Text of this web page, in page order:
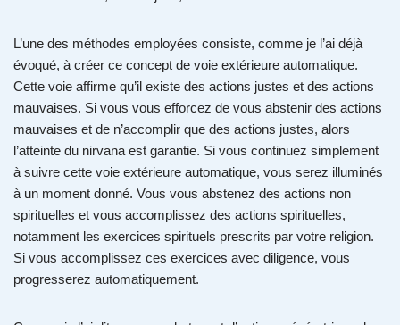
L’une des méthodes employées consiste, comme je l’ai déjà
évoqué, à créer ce concept de voie extérieure automatique.
Cette voie affirme qu’il existe des actions justes et des actions
mauvaises. Si vous vous efforcez de vous abstenir des actions
mauvaises et de n’accomplir que des actions justes, alors
l’atteinte du nirvana est garantie. Si vous continuez simplement
à suivre cette voie extérieure automatique, vous serez illuminés
à un moment donné. Vous vous abstenez des actions non
spirituelles et vous accomplissez des actions spirituelles,
notamment les exercices spirituels prescrits par votre religion.
Si vous accomplissez ces exercices avec diligence, vous
progresserez automatiquement.